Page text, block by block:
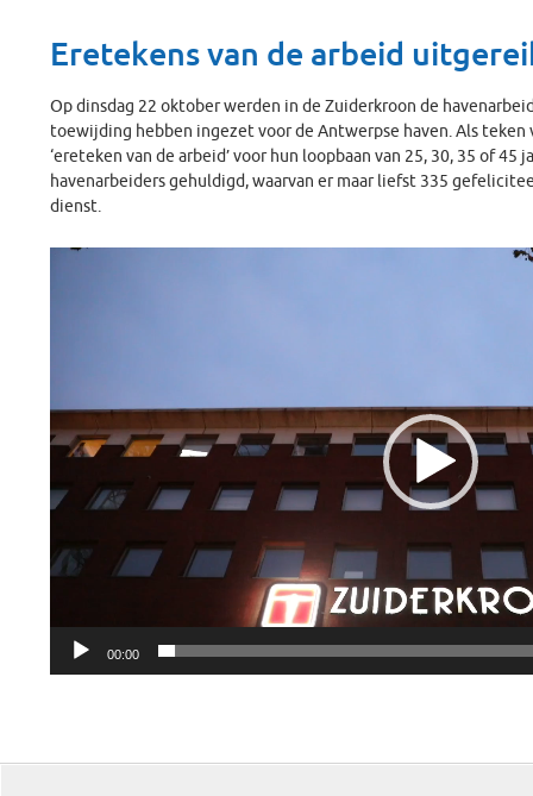
Eretekens van de arbeid
Op dinsdag 22 oktober werden in de Zuiderkroon de
toewijding hebben ingezet voor de Antwerpse haven. Als
‘ereteken van de arbeid’ voor hun loopbaan van 25, 30, 35 of 45
havenarbeiders gehuldigd, waarvan er maar liefst 335
dienst.
Videospeler
00:00